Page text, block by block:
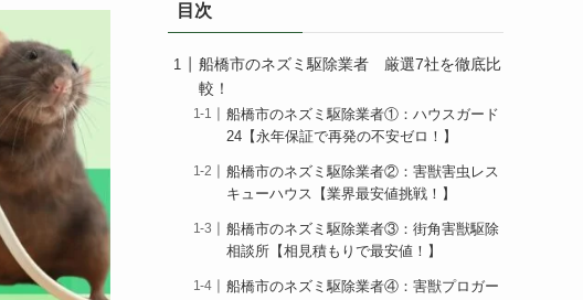
目次
船橋市のネズミ駆除業者 厳選7社を徹底比
較！
船橋市のネズミ駆除業者①：ハウスガード
24【永年保証で再発の不安ゼロ！】
船橋市のネズミ駆除業者②：害獣害虫レス
キューハウス【業界最安値挑戦！】
船橋市のネズミ駆除業者③：街角害獣駆除
相談所【相見積もりで最安値！】
船橋市のネズミ駆除業者④：害獣プロガー